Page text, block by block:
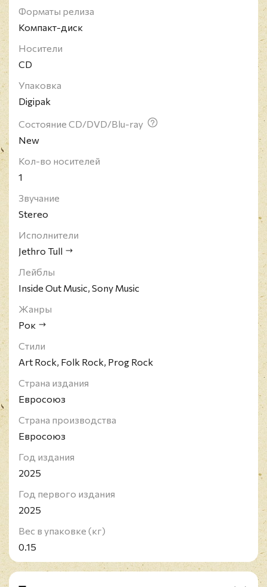
Форматы релиза
Компакт-диск
Носители
CD
Упаковка
Digipak
Состояние CD/DVD/Blu-ray
New
Кол-во носителей
1
Звучание
Stereo
Исполнители
Jethro Tull
Лейблы
Inside Out Music, Sony Music
Жанры
Рок
Стили
Art Rock, Folk Rock, Prog Rock
Страна издания
Евросоюз
Страна производства
Евросоюз
Год издания
2025
Год первого издания
2025
Вес в упаковке (кг)
0.15